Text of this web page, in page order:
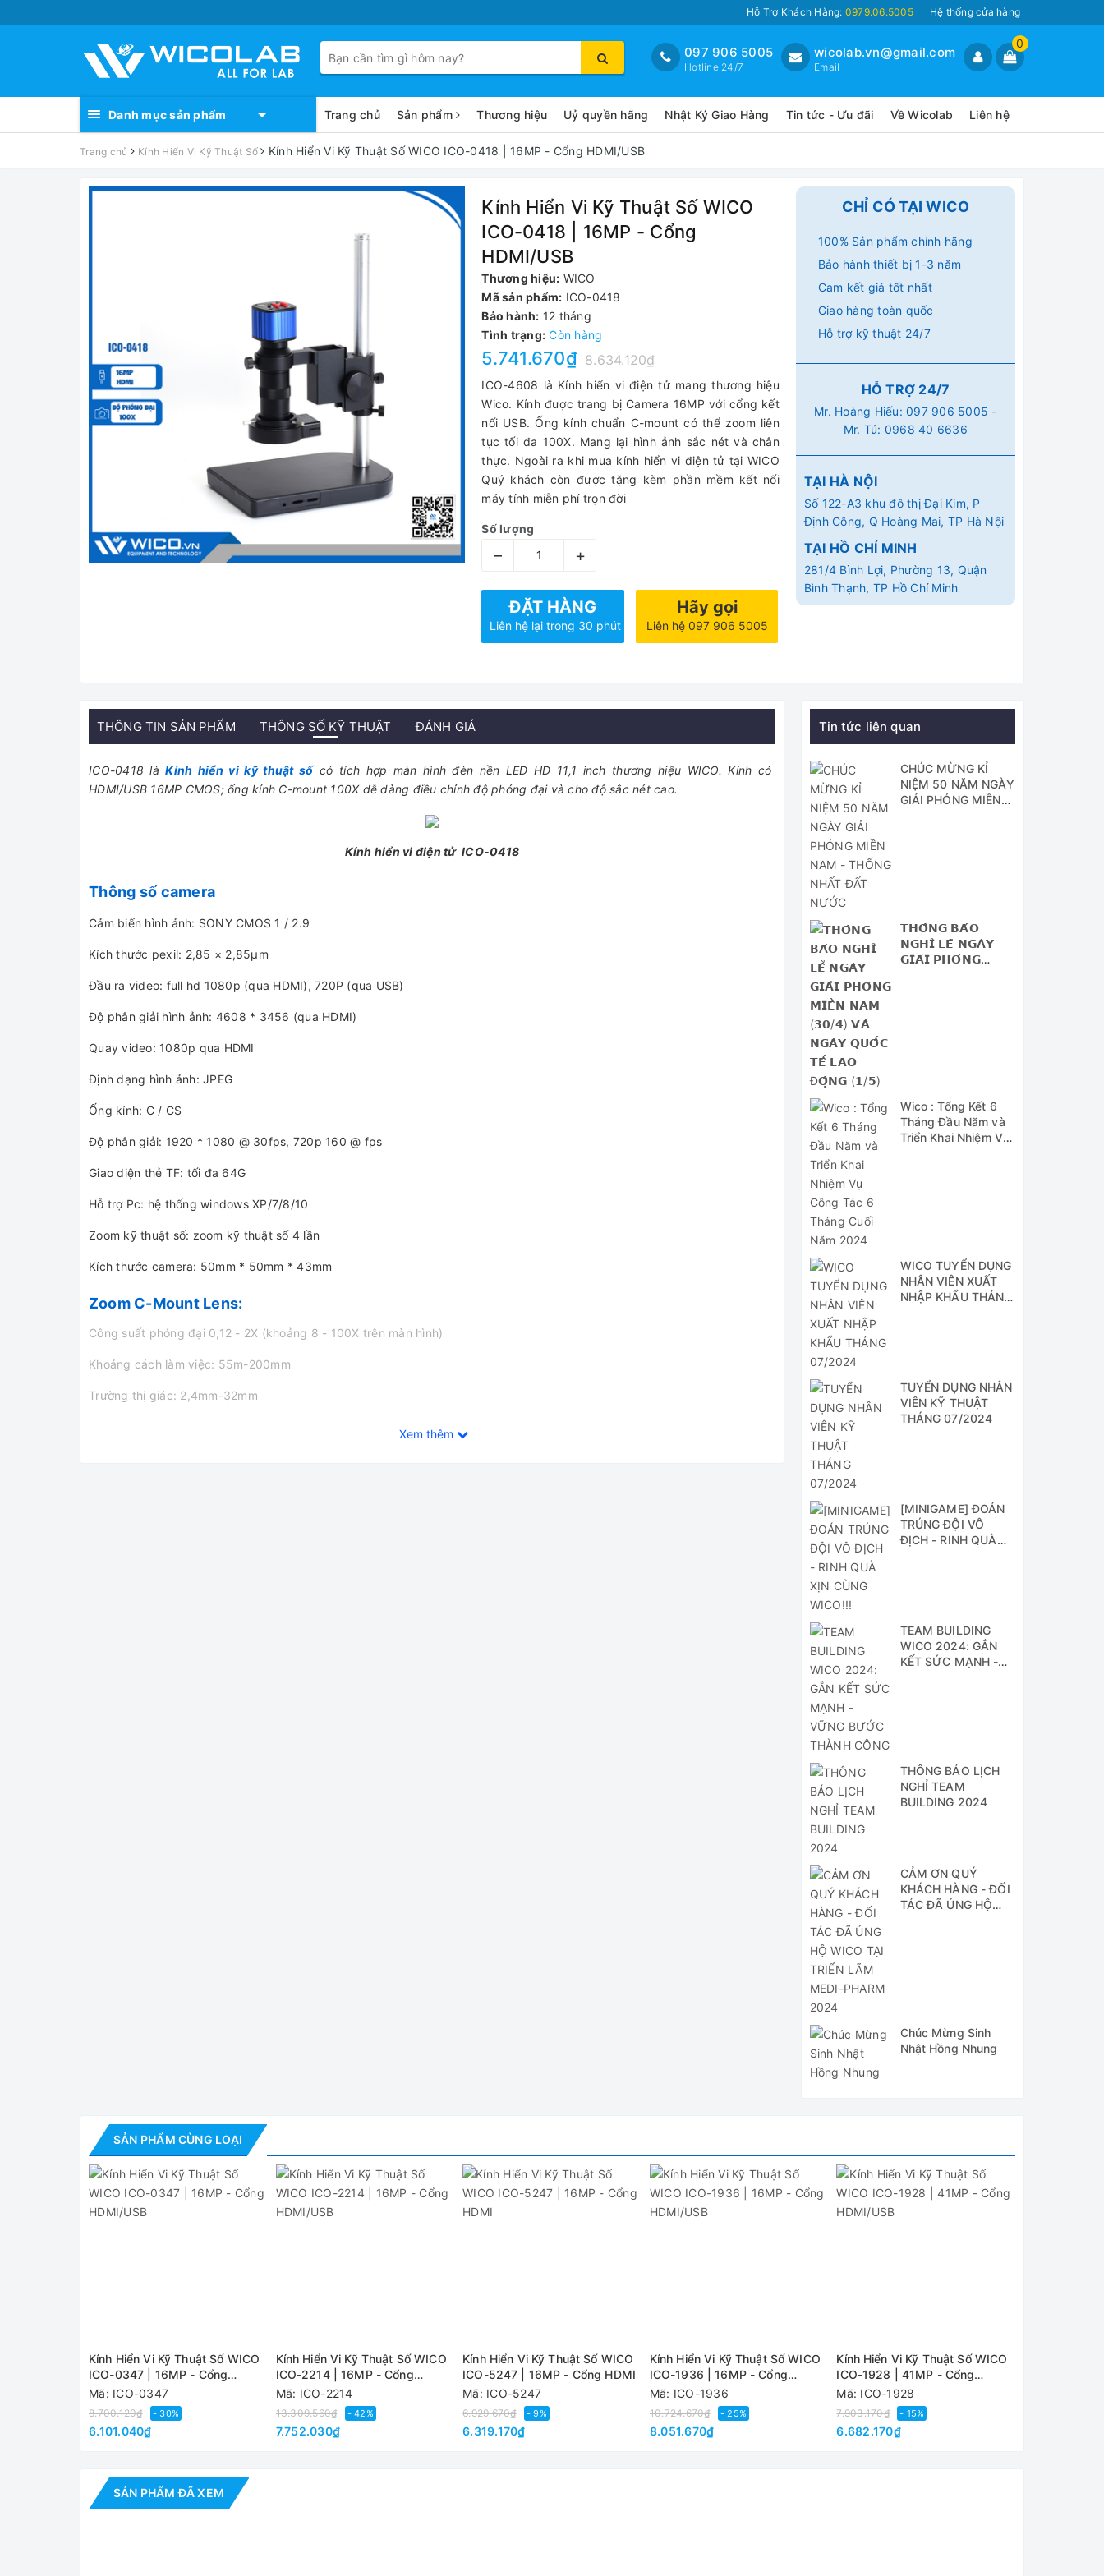
Hỗ Trợ Khách Hàng: 0979.06.5005 Hệ thống cửa hàng
0
wicolab.vn@gmail.com
Email
097 906 5005
Hotline 24/7
Danh mục sản phẩm Trang chủ Sản phẩm Thương hiệu Uỷ quyền hãng Nhật Ký Giao Hàng Tin tức - Ưu đãi Về Wicolab Liên hệ
Trang chủ Kính Hiển Vi Kỹ Thuật Số Kính Hiển Vi Kỹ Thuật Số WICO ICO-0418 | 16MP - Cổng HDMI/USB
Kính Hiển Vi Kỹ Thuật Số WICO
ICO-0418 | 16MP - Cổng
HDMI/USB
Thương hiệu: WICO
Mã sản phẩm: ICO-0418
Bảo hành: 12 tháng
Tình trạng: Còn hàng
5.741.670₫ 8.634.120₫
ICO-4608 là Kính hiển vi điện tử mang thương hiệu
Wico. Kính được trang bị Camera 16MP với cổng kết
nối USB. Ống kính chuẩn C-mount có thể zoom liên
tục tối đa 100X. Mang lại hình ảnh sắc nét và chân
thực. Ngoài ra khi mua kính hiển vi điện tử tại WICO
Quý khách còn được tặng kèm phần mềm kết nối
máy tính miễn phí trọn đời
Số lượng
– +
ĐẶT HÀNG
Liên hệ lại trong 30 phút
Hãy gọi
Liên hệ 097 906 5005
CHỈ CÓ TẠI WICO
100% Sản phẩm chính hãng
Bảo hành thiết bị 1-3 năm
Cam kết giá tốt nhất
Giao hàng toàn quốc
Hỗ trợ kỹ thuật 24/7
HỖ TRỢ 24/7
Mr. Hoàng Hiếu:097 906 5005 -
Mr. Tú: 0968 40 6636
TẠI HÀ NỘI
Số 122-A3 khu đô thị Đại Kim, P
Định Công, Q Hoàng Mai, TP Hà Nội
TẠI HỒ CHÍ MINH
281/4 Bình Lợi, Phường 13, Quận
Bình Thạnh, TP Hồ Chí Minh
THÔNG TIN SẢN PHẨM THÔNG SỐ KỸ THUẬT ĐÁNH GIÁ
ICO-0418 làKính hiển vi kỹ thuật sốcó tích hợp màn hình đèn nền LED HD 11,1 inch thương hiệu WICO. Kính có
HDMI/USB 16MP CMOS; ống kính C-mount 100X dễ dàng điều chỉnh độ phóng đại và cho độ sắc nét cao.
Kính hiển vi điện tử ICO-0418
Thông số camera
Cảm biến hình ảnh: SONY CMOS 1 / 2.9
Kích thước pexil: 2,85 × 2,85μm
Đầu ra video: full hd 1080p (qua HDMI), 720P (qua USB)
Độ phân giải hình ảnh: 4608 * 3456 (qua HDMI)
Quay video: 1080p qua HDMI
Định dạng hình ảnh: JPEG
Ống kính: C / CS
Độ phân giải: 1920 * 1080 @ 30fps, 720p 160 @ fps
Giao diện thẻ TF: tối đa 64G
Hỗ trợ Pc: hệ thống windows XP/7/8/10
Zoom kỹ thuật số: zoom kỹ thuật số 4 lần
Kích thước camera: 50mm * 50mm * 43mm
Zoom C-Mount Lens:
Công suất phóng đại 0,12 - 2X (khoảng 8 - 100X trên màn hình)
Khoảng cách làm việc: 55m-200mm
Trường thị giác: 2,4mm-32mm
Đầu ra video
Quay video 1080p qua HDMI
4608 * 3456 (qua HDMI)
Hỗ trợ Pc hệ thống windows XP / 7/8/10
Zoom kỹ thuật
số
zoom kỹ thuật số 4 lần
camera
0,12 - 2X (khoảng 8 - 100X trên màn hình)
Xem thêm
Tin tức liên quan
CHÚC MỪNG KỈ
NIỆM 50 NĂM NGÀY
GIẢI PHÓNG MIỀN
𝗧𝗛𝗢̂𝗡𝗚 𝗕𝗔́𝗢
𝗡𝗚𝗛𝗜̉ 𝗟𝗘̂̃ 𝗡𝗚𝗔̀𝗬
𝗚𝗜𝗔̉𝗜 𝗣𝗛𝗢́𝗡𝗚
Wico : Tổng Kết 6
Tháng Đầu Năm và
Triển Khai Nhiệm Vụ
WICO TUYỂN DỤNG
NHÂN VIÊN XUẤT
NHẬP KHẨU THÁNG
TUYỂN DỤNG NHÂN
VIÊN KỸ THUẬT
THÁNG 07/2024
[MINIGAME] ĐOÁN
TRÚNG ĐỘI VÔ
ĐỊCH - RINH QUÀ
TEAM BUILDING
WICO 2024: GẮN
KẾT SỨC MẠNH -
THÔNG BÁO LỊCH
NGHỈ TEAM
BUILDING 2024
CẢM ƠN QUÝ
KHÁCH HÀNG - ĐỐI
TÁC ĐÃ ỦNG HỘ
Chúc Mừng Sinh
Nhật Hồng Nhung
SẢN PHẨM CÙNG LOẠI
Kính Hiển Vi Kỹ Thuật Số WICO
ICO-0347 | 16MP - Cổng
HDMI/USB
Mã: ICO-0347
8.700.120₫ - 30%
6.101.040₫
Kính Hiển Vi Kỹ Thuật Số WICO
ICO-2214 | 16MP - Cổng
HDMI/USB
Mã: ICO-2214
13.309.560₫ - 42%
7.752.030₫
Kính Hiển Vi Kỹ Thuật Số WICO
ICO-5247 | 16MP - Cổng HDMI
Mã: ICO-5247
6.929.670₫ - 9%
6.319.170₫
Kính Hiển Vi Kỹ Thuật Số WICO
ICO-1936 | 16MP - Cổng
HDMI/USB
Mã: ICO-1936
10.724.670₫ - 25%
8.051.670₫
Kính Hiển Vi Kỹ Thuật Số WICO
ICO-1928 | 41MP - Cổng
HDMI/USB
Mã: ICO-1928
7.903.170₫ - 15%
6.682.170₫
SẢN PHẨM ĐÃ XEM